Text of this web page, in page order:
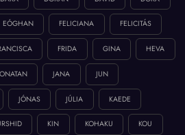
EÓGHAN FELICIANA FELICITÁS
FRIDA GINA HEVA
JANA JUN
JÓNAS JÚLIA KAEDE
KIN KOHAKU KOU